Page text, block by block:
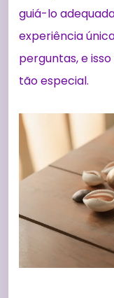
guiá-lo
experiência
perguntas, e
tão especial.